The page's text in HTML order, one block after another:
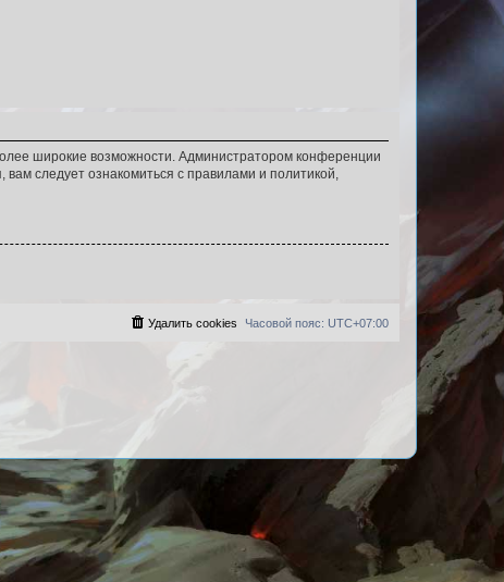
широкие возможности. Администратором конференции
следует ознакомиться с правилами и политикой,
Часовой пояс: UTC+07:00
Удалить cookies